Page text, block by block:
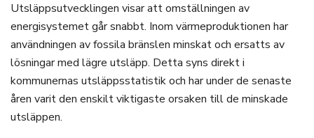
Utsläppsutvecklingen visar att omställningen av
energisystemet går snabbt. Inom värmeproduktionen har
användningen av fossila bränslen minskat och ersatts av
lösningar med lägre utsläpp. Detta syns direkt i
kommunernas utsläppsstatistik och har under de senaste
åren varit den enskilt viktigaste orsaken till de minskade
utsläppen.